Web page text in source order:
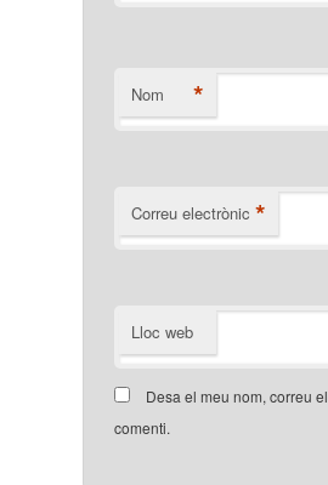
Nom *
Correu electrònic *
Lloc web
Desa el meu nom, correu
comenti.